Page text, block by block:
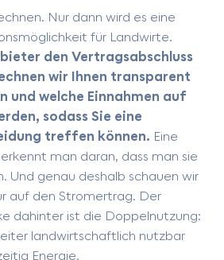
Nur dann wird es eine
für Landwirte.
den Vertragsabschluss
wir Ihnen transparent
und welche Einnahmen auf
sodass Sie eine
treffen können. Eine
man daran, dass man sie
Und genau deshalb schauen wir
auf den Stromertrag. Der
dahinter ist die Doppelnutzung:
landwirtschaftlich nutzbar
Energie.